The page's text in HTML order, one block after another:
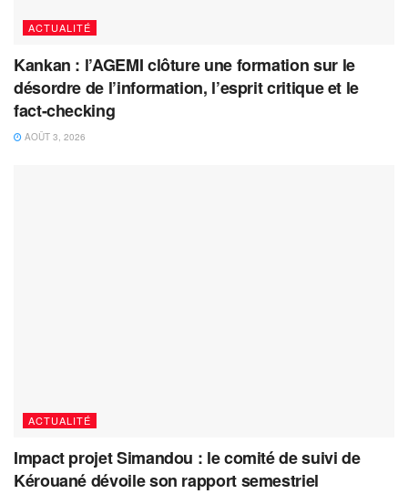
ACTUALITÉ
Kankan : l’AGEMI clôture une formation sur le
désordre de l’information, l’esprit critique et le
fact-checking
AOÛT 3, 2026
ACTUALITÉ
Impact projet Simandou : le comité de suivi de
Kérouané dévoile son rapport semestriel